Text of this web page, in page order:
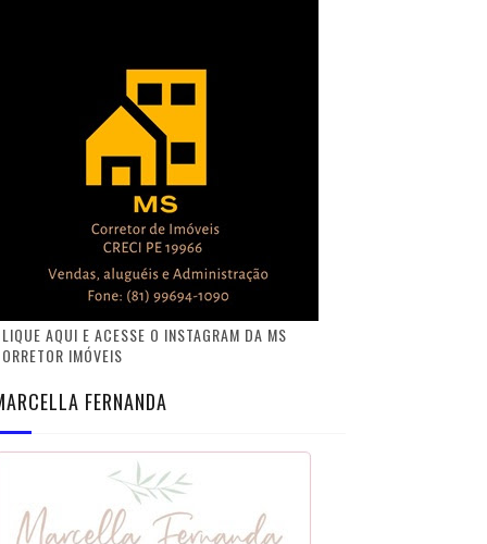
AQUI E ACESSE O INSTAGRAM DA MS
IMÓVEIS
FERNANDA